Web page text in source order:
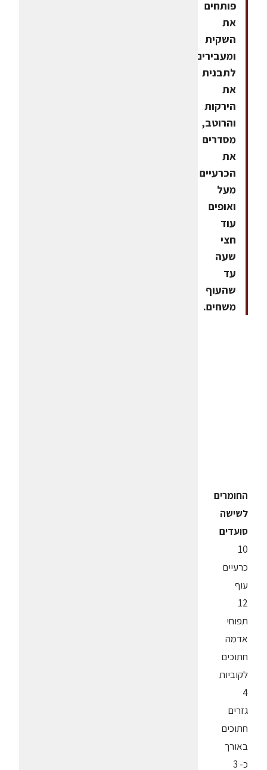
פותחים
את
השקית
ומעבירים
לתבנית
את
הירקות
והרוטב,
מסדרים
את
הכרעיים
מעל
ואופים
עוד
חצי
שעה
עד
שהעוף
משחים.
החומרים
לשישה
סועדים
10
כרעיים
עוף
12
תפוחי
אדמה
חתוכים
לקוביות
4
גזרים
חתוכים
באורך
כ- 3